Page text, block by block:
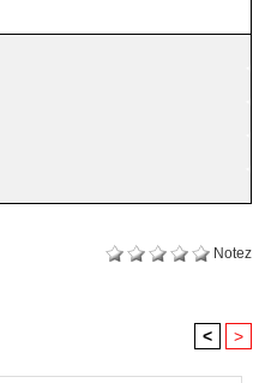
Notez
< >